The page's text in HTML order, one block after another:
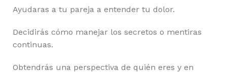
Ayudaras a tu pareja a entender tu dolor.
Decidirás cómo manejar los secretos o mentiras
continuas.
Obtendrás una perspectiva de quién eres y en